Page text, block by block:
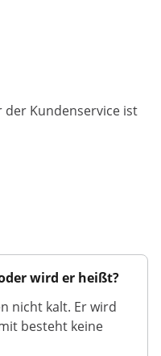
Kundenservice ist
wird er heißt?
nicht kalt. Er wird
besteht keine